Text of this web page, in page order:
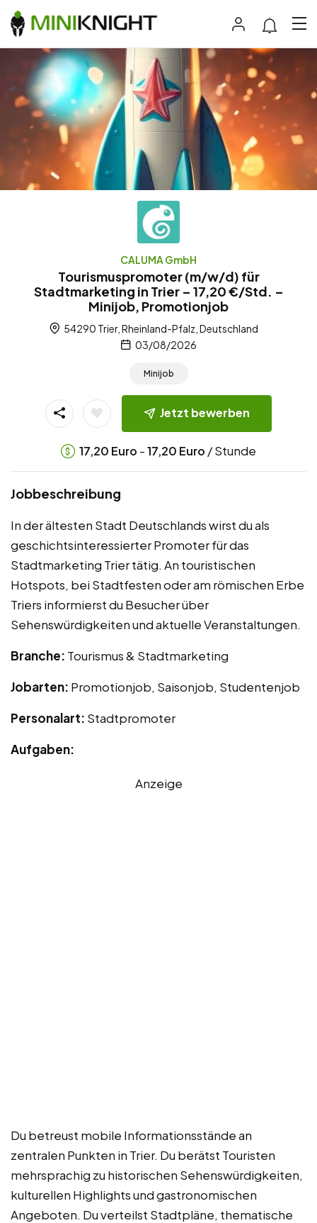
CALUMA GmbH
Tourismuspromoter (m/w/d) für
Stadtmarketing in Trier – 17,20 €/Std. –
Minijob, Promotionjob
54290 Trier, Rheinland-Pfalz, Deutschland
03/08/2026
Minijob
Jetzt bewerben
17,20 Euro -17,20 Euro / Stunde
Jobbeschreibung
In der ältesten Stadt Deutschlands wirst du als
geschichtsinteressierter Promoter für das
Stadtmarketing Trier tätig. An touristischen
Hotspots, bei Stadtfesten oder am römischen Erbe
Triers informierst du Besucher über
Sehenswürdigkeiten und aktuelle Veranstaltungen.
Branche: Tourismus & Stadtmarketing
Jobarten: Promotionjob, Saisonjob, Studentenjob
Personalart: Stadtpromoter
Aufgaben:
Anzeige
Du betreust mobile Informationsstände an
zentralen Punkten in Trier. Du berätst Touristen
mehrsprachig zu historischen Sehenswürdigkeiten,
kulturellen Highlights und gastronomischen
Angeboten. Du verteilst Stadtpläne, thematische